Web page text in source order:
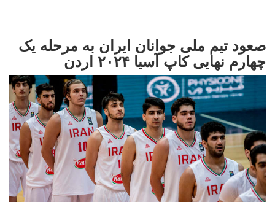
صعود تیم ملی جوانان ایران به مرحله یک
چهارم نهایی کاپ آسیا ۲۰۲۴ اردن